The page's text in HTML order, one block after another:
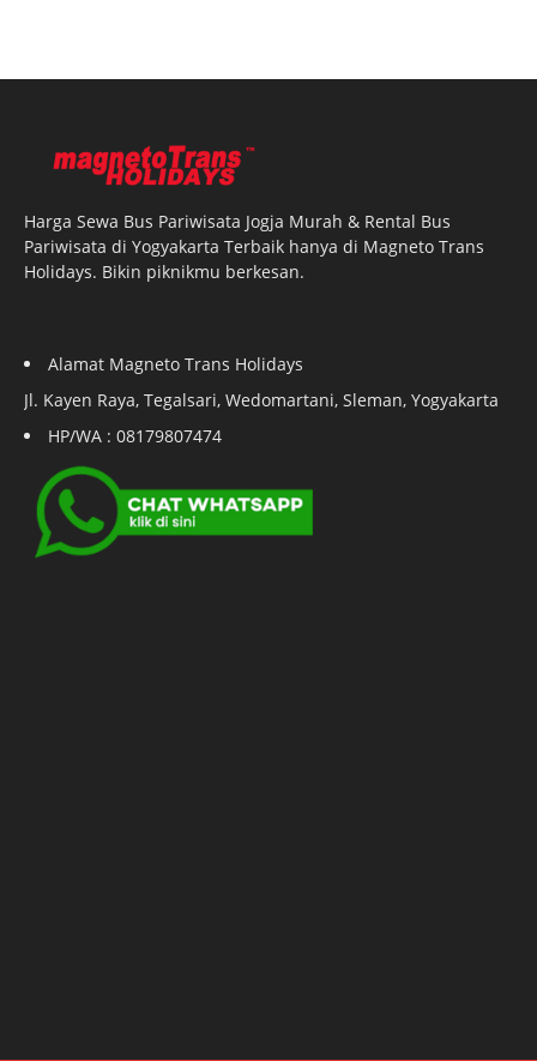
Harga Sewa Bus Pariwisata Jogja Murah & Rental Bus
Pariwisata di Yogyakarta Terbaik hanya di Magneto Trans
Holidays. Bikin piknikmu berkesan.
Alamat Magneto Trans Holidays
Jl. Kayen Raya, Tegalsari, Wedomartani, Sleman, Yogyakarta
HP/WA : 08179807474